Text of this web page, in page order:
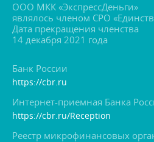
ООО МКК «ЭкспрессДеньги»
являлось членом СРО
Дата прекращения членства
14 декабря 2021 года
Банк России
https://cbr.ru
Интернет-приемная Банка
https://cbr.ru/Reception
Реестр микрофинансовых